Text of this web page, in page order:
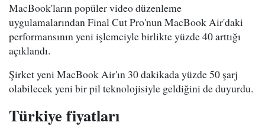
MacBook'ların popüler video düzenleme
uygulamalarından Final Cut Pro'nun MacBook Air'daki
performansının yeni işlemciyle birlikte yüzde 40 arttığı
açıklandı.
Şirket yeni MacBook Air'ın 30 dakikada yüzde 50 şarj
olabilecek yeni bir pil teknolojisiyle geldiğini de duyurdu.
Türkiye fiyatları